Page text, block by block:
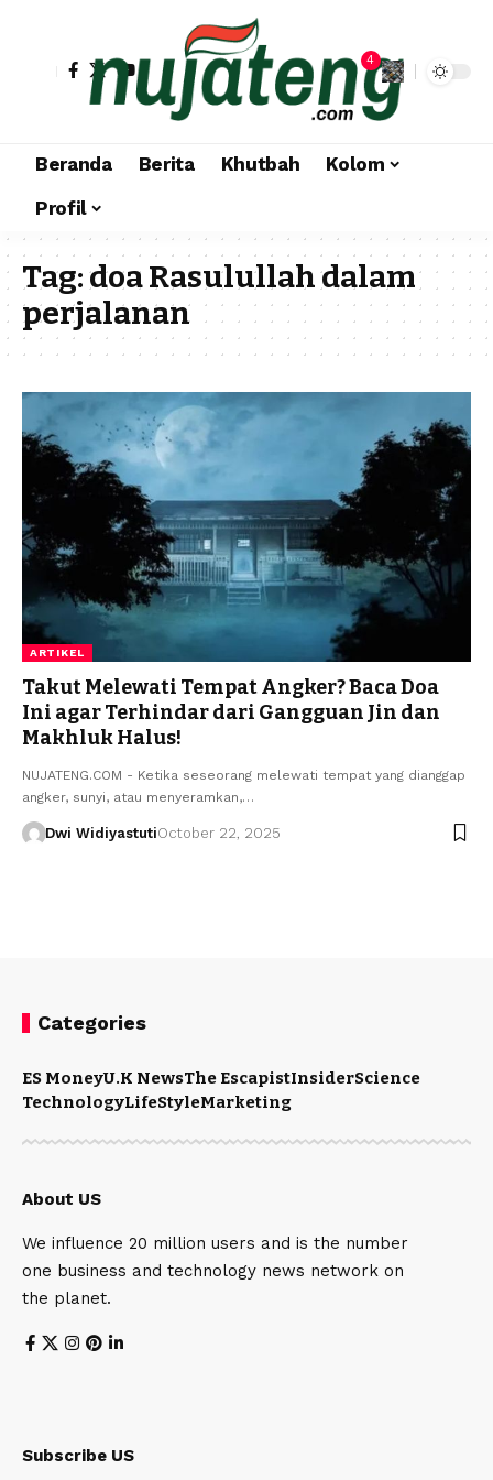
4
Beranda Berita Khutbah
Kolom
Profil
Tag:doa Rasulullah dalam
perjalanan
ARTIKEL
Takut Melewati Tempat Angker? Baca Doa
Ini agar Terhindar dari Gangguan Jin dan
Makhluk Halus!
NUJATENG.COM - Ketika seseorang melewati tempat yang dianggap
angker, sunyi, atau menyeramkan,…
Dwi WidiyastutiOctober 22, 2025
Categories
ES MoneyU.K NewsThe EscapistInsiderScience
TechnologyLifeStyleMarketing
About US
We influence 20 million users and is the number
one business and technology news network on
the planet.
Subscribe US